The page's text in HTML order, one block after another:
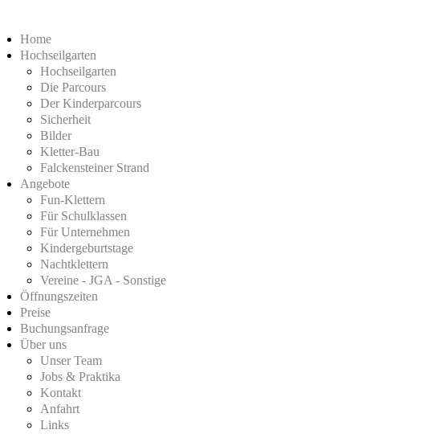
Home
Hochseilgarten
Hochseilgarten
Die Parcours
Der Kinderparcours
Sicherheit
Bilder
Kletter-Bau
Falckensteiner Strand
Angebote
Fun-Klettern
Für Schulklassen
Für Unternehmen
Kindergeburtstage
Nachtklettern
Vereine - JGA - Sonstige
Öffnungszeiten
Preise
Buchungsanfrage
Über uns
Unser Team
Jobs & Praktika
Kontakt
Anfahrt
Links